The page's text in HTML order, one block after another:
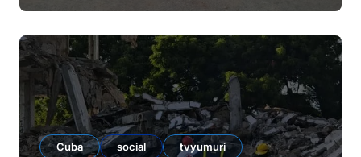
Cuba social tvyumuri